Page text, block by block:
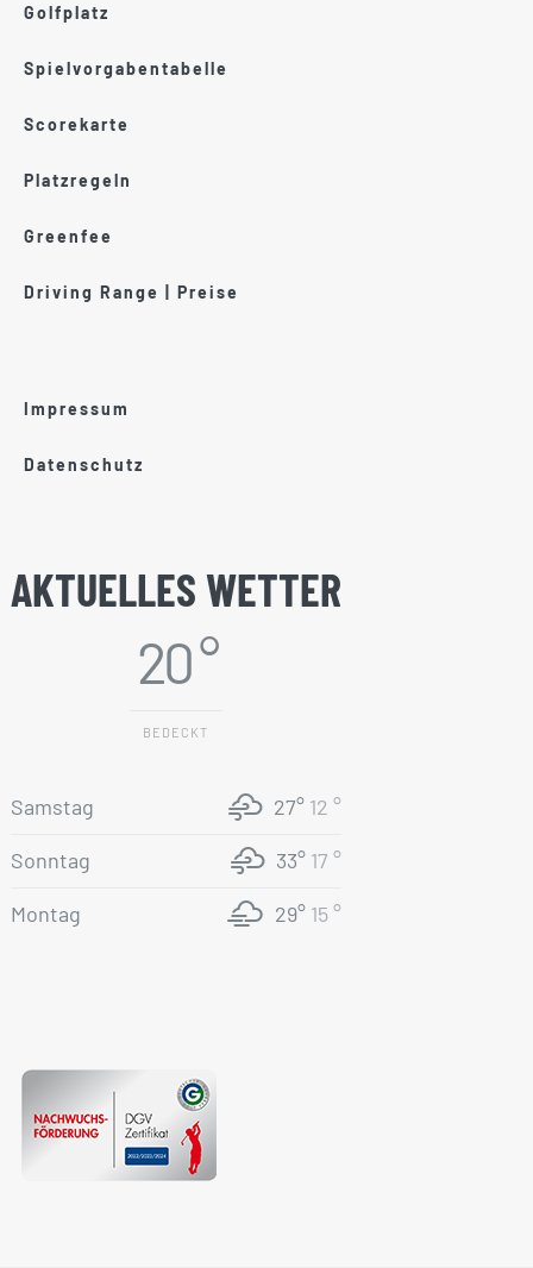
Golfplatz
Spielvorgabentabelle
Scorekarte
Platzregeln
Greenfee
Driving Range | Preise
Impressum
Datenschutz
AKTUELLES WETTER
20 °
BEDECKT
Samstag 27° 12 °
Sonntag 33° 17 °
Montag 29° 15 °